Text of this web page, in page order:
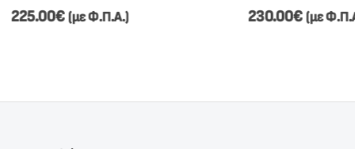
225.00€(με Φ.Π.Α.) 230.00€(με Φ.Π.Α.)